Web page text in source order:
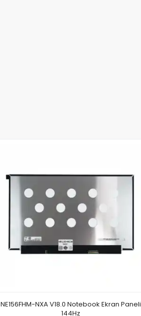
NE156FHM-NXA V18.0 Notebook Ekran Paneli
144Hz